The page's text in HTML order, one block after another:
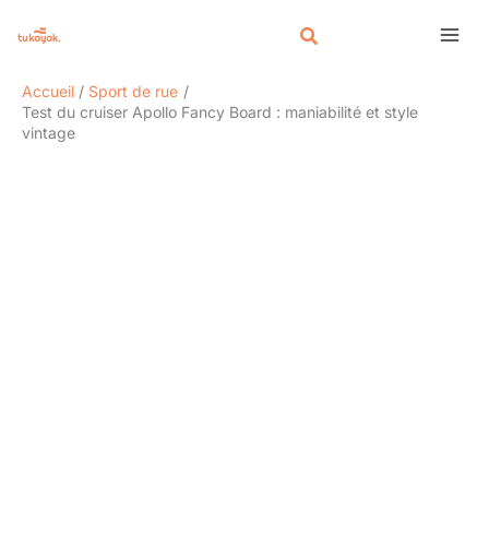
Accueil
Sport de rue
Test du cruiser Apollo Fancy Board : maniabilité et style
vintage